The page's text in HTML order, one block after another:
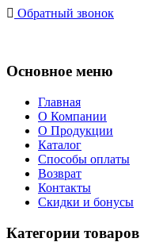
Обратный звонок
Основное меню
Главная
О Компании
О Продукции
Каталог
Способы оплаты
Возврат
Контакты
Скидки и бонусы
Категории товаров